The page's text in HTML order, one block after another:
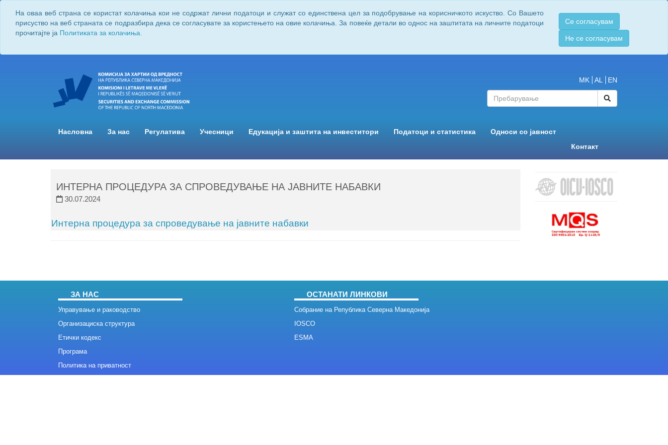
На оваа веб страна се користат колачиња кои не содржат лични податоци и служат со единствена цел за подобрување на корисничкото искуство. Со Вашето
присуство на веб страната се подразбира дека се согласувате за користењето на овие колачиња. За повеќе детали во однос на заштитата на личните податоци
прочитајте ја Политиката за колачиња.
Се согласувам
Не се согласувам
MK AL EN
Насловна За нас Регулатива Учесници Едукација и заштита на инвеститори Податоци и статистика
Односи со јавност
Контакт
ИНТЕРНА ПРОЦЕДУРА ЗА СПРОВЕДУВАЊЕ НА ЈАВНИТЕ НАБАВКИ
30.07.2024
Интерна процедура за спроведување на јавните набавки
ЗА НАС
Управување и раководство
Организациска структура
Етички кодекс
Програма
Политика на приватност
ОСТАНАТИ ЛИНКОВИ
Собрание на Република Северна Македонија
IOSCO
ESMA